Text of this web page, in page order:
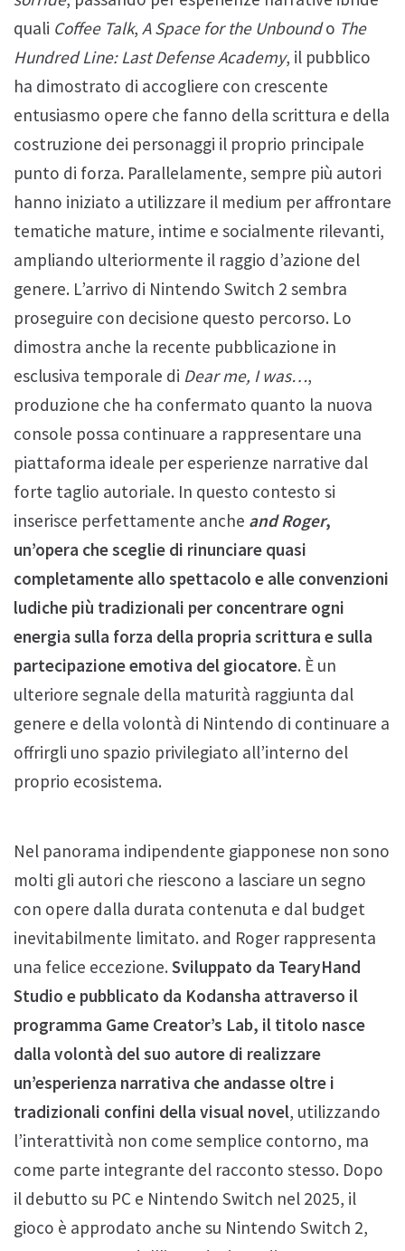
quali Coffee Talk, A Space for the Unboundo The
Hundred Line: Last Defense Academy, il pubblico
ha dimostrato di accogliere con crescente
entusiasmo opere che fanno della scrittura e della
costruzione dei personaggi il proprio principale
punto di forza. Parallelamente, sempre più autori
hanno iniziato a utilizzare il medium per affrontare
tematiche mature, intime e socialmente rilevanti,
ampliando ulteriormente il raggio d’azione del
genere. L’arrivo di Nintendo Switch 2 sembra
proseguire con decisione questo percorso. Lo
dimostra anche la recente pubblicazione in
esclusiva temporale di Dear me, I was…,
produzione che ha confermato quanto la nuova
console possa continuare a rappresentare una
piattaforma ideale per esperienze narrative dal
forte taglio autoriale. In questo contesto si
inserisce perfettamente anche and Roger,
un’opera che sceglie di rinunciare quasi
completamente allo spettacolo e alle convenzioni
ludiche più tradizionali per concentrare ogni
energia sulla forza della propria scrittura e sulla
partecipazione emotiva del giocatore. È un
ulteriore segnale della maturità raggiunta dal
genere e della volontà di Nintendo di continuare a
offrirgli uno spazio privilegiato all’interno del
proprio ecosistema.
Nel panorama indipendente giapponese non sono
molti gli autori che riescono a lasciare un segno
con opere dalla durata contenuta e dal budget
inevitabilmente limitato. and Roger rappresenta
una felice eccezione. Sviluppato da TearyHand
Studio e pubblicato da Kodansha attraverso il
programma Game Creator’s Lab, il titolo nasce
dalla volontà del suo autore di realizzare
un’esperienza narrativa che andasse oltre i
tradizionali confini della visual novel, utilizzando
l’interattività non come semplice contorno, ma
come parte integrante del racconto stesso. Dopo
il debutto su PC e Nintendo Switch nel 2025, il
gioco è approdato anche su Nintendo Switch 2,